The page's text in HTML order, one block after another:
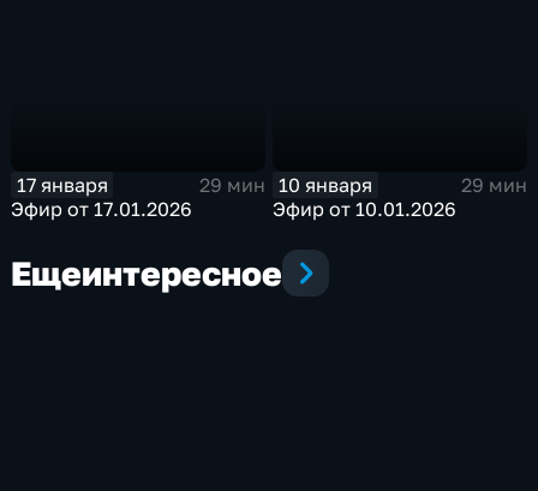
17 января
29 мин
Эфир от 17.01.2026
10 января
29 мин
Эфир от 10.01.2026
Ещеинтересное